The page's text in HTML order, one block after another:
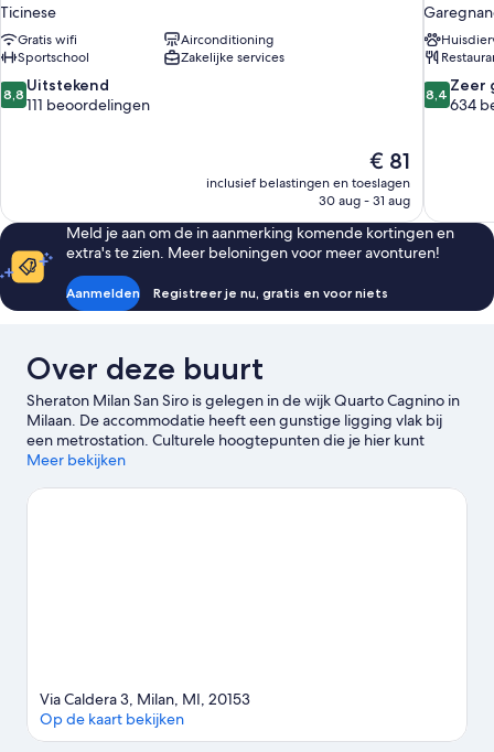
Ticinese
Gratis wifi
Airconditioning
Sportschool
Zakelijke services
8.8
van
8,8 Uitstekend
111 beoordelingen
De
prijs
is
€ 81
inclusief belastingen en toeslagen
30 aug - 31 aug
8.4
van
8,4 Zeer
634
Meld je aan om de in aanmerking komende kortingen en
extra's te zien. Meer beloningen voor meer avonturen!
Aanmelden Registreer je nu, gratis en voor niets
Over deze buurt
Sheraton Milan San Siro is gelegen in de wijk Quarto Cagnino in
Milaan. De accommodatie heeft een gunstige ligging vlak bij
een metrostation. Culturele hoogtepunten die je hier kunt
bezoeken zijn onder andere Museum Cenacolo Vinciano en
bezienswaardigheden zijn Kathedraal van Milaan en Santa Maria
Meer bekijken
Via Caldera 3, Milan, MI, 20153
Op de kaart bekijken